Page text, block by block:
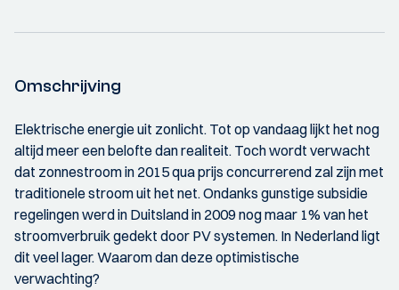
Omschrijving
Elektrische energie uit zonlicht. Tot op vandaag lijkt het nog
altijd meer een belofte dan realiteit. Toch wordt verwacht
dat zonnestroom in 2015 qua prijs concurrerend zal zijn met
traditionele stroom uit het net. Ondanks gunstige subsidie
regelingen werd in Duitsland in 2009 nog maar 1% van het
stroomverbruik gedekt door PV systemen. In Nederland ligt
dit veel lager. Waarom dan deze optimistische
verwachting?